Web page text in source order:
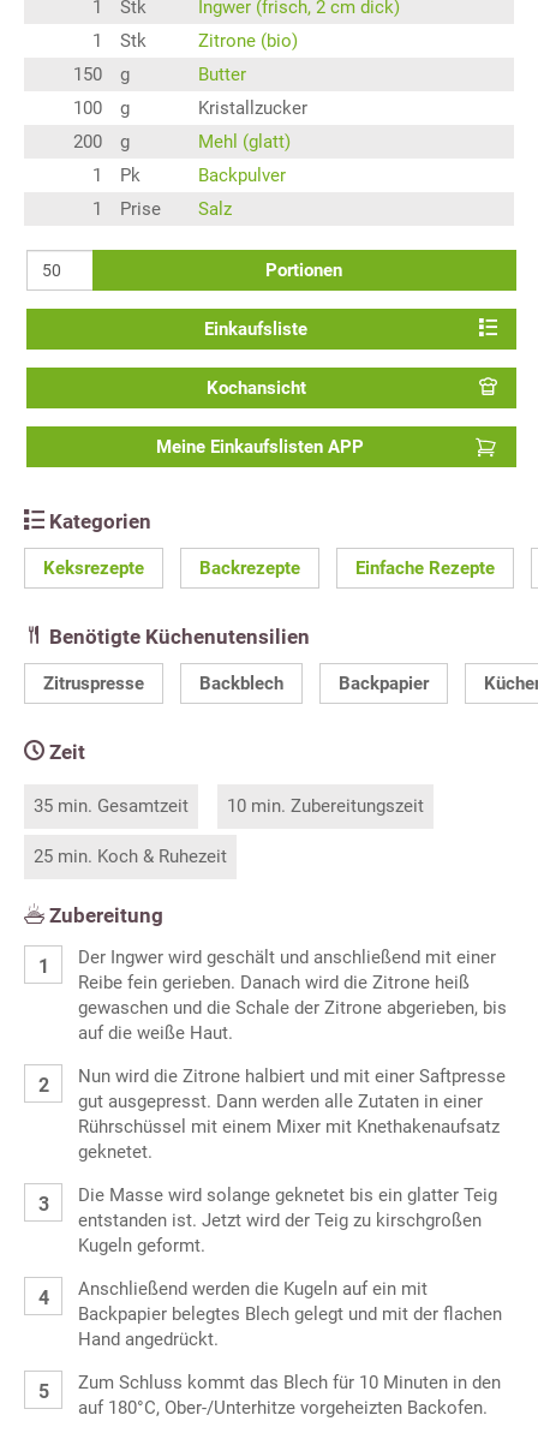
1 Stk
Ingwer (frisch, 2 cm dick)
1
Stk
Zitrone (bio)
150
g
Butter
100
g
Kristallzucker
200
g
Mehl (glatt)
1
Pk
Backpulver
1
Prise Salz
Portionen
Einkaufsliste
Kochansicht
Meine Einkaufslisten APP
Kategorien
Keksrezepte Backrezepte Einfache Rezepte
Benötigte Küchenutensilien
Zitruspresse Backblech Backpapier
Zeit
35 min. Gesamtzeit 10 min. Zubereitungszeit
25 min. Koch & Ruhezeit
Zubereitung
Der Ingwer wird geschält und anschließend mit einer
Reibe fein gerieben. Danach wird die Zitrone heiß
gewaschen und die Schale der Zitrone abgerieben, bis
auf die weiße Haut.
Nun wird die Zitrone halbiert und mit einer Saftpresse
gut ausgepresst. Dann werden alle Zutaten in einer
Rührschüssel mit einem Mixer mit Knethakenaufsatz
geknetet.
Die Masse wird solange geknetet bis ein glatter Teig
entstanden ist. Jetzt wird der Teig zu kirschgroßen
Kugeln geformt.
Anschließend werden die Kugeln auf ein mit
Backpapier belegtes Blech gelegt und mit der flachen
Hand angedrückt.
Zum Schluss kommt das Blech für 10 Minuten in den
auf 180°C, Ober-/Unterhitze vorgeheizten Backofen.